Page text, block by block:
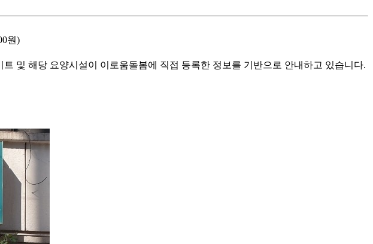
원)
및 해당 요양시설이 이로움돌봄에 직접 등록한 정보를 기반으로 안내하고 있습니다.